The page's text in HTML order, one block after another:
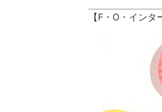
【F・O・インタ